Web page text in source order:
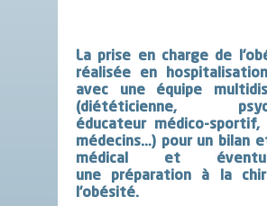
La prise en charge de
réalisée en
avec une équipe
(diététicienne,
éducateur médico-sportif,
médecins…) pour un bilan
médical et
une préparation à la
l’obésité.